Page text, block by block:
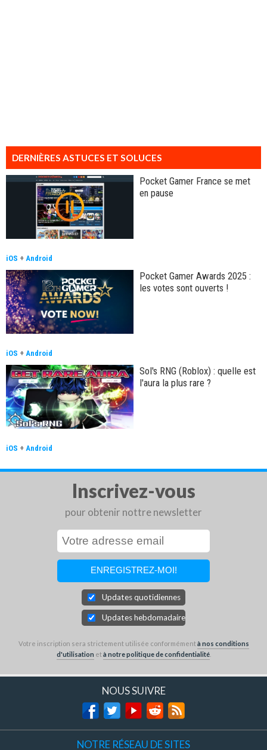
DERNIÈRES ASTUCES ET SOLUCES
Pocket Gamer France se met
en pause
iOS + Android
Pocket Gamer Awards 2025 :
les votes sont ouverts !
iOS + Android
Sol's RNG (Roblox) : quelle est
l'aura la plus rare ?
iOS + Android
Inscrivez-vous
pour obtenir nottre newsletter
Updates quotidiennes
Updates hebdomadaires
Votre inscription sera strictement utilisée conformémentà nos conditions
d'utilisation età notre politique de confidentialité.
NOUS SUIVRE
NOTRE RÉSEAU DE SITES